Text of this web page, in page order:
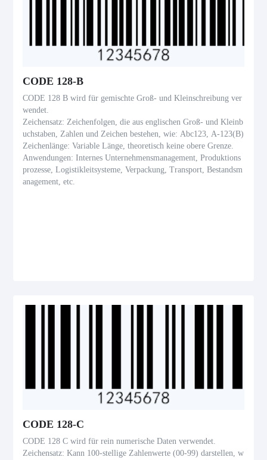
CODE 128-B
CODE 128 B wird für gemischte Groß- und Kleinschreibung ver
wendet.
Zeichensatz: Zeichenfolgen, die aus englischen Groß- und Kleinb
uchstaben, Zahlen und Zeichen bestehen, wie: Abc123, A-123(B)
Zeichenlänge: Variable Länge, theoretisch keine obere Grenze.
Anwendungen: Internes Unternehmensmanagement, Produktions
prozesse, Logistikleitsysteme, Verpackung, Transport, Bestandsm
anagement, etc.
CODE 128-C
CODE 128 C wird für rein numerische Daten verwendet.
Zeichensatz: Kann 100-stellige Zahlenwerte (00-99) darstellen, w